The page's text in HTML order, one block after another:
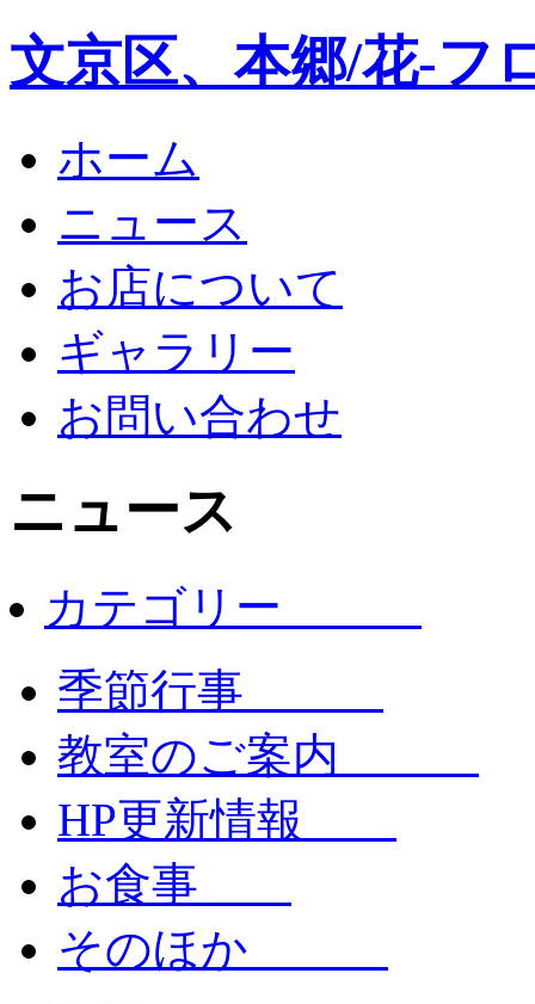
文京区、本郷/花-フ
ホーム
ニュース
お店について
ギャラリー
お問い合わせ
ニュース
カテゴリー
季節行事
教室のご案内
HP更新情報
お食事
そのほか